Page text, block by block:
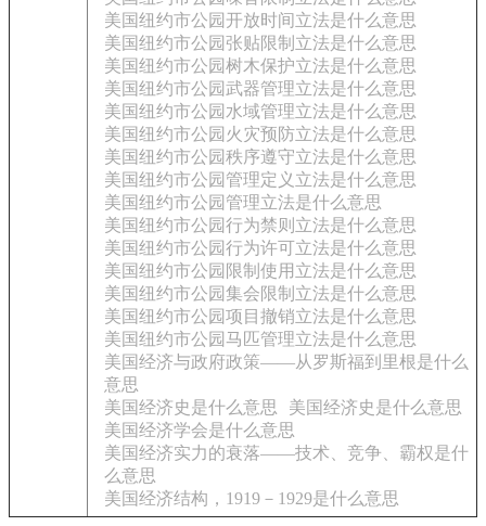
美国纽约市公园开放时间立法是什么意思
美国纽约市公园张贴限制立法是什么意思
美国纽约市公园树木保护立法是什么意思
美国纽约市公园武器管理立法是什么意思
美国纽约市公园水域管理立法是什么意思
美国纽约市公园火灾预防立法是什么意思
美国纽约市公园秩序遵守立法是什么意思
美国纽约市公园管理定义立法是什么意思
美国纽约市公园管理立法是什么意思
美国纽约市公园行为禁则立法是什么意思
美国纽约市公园行为许可立法是什么意思
美国纽约市公园限制使用立法是什么意思
美国纽约市公园集会限制立法是什么意思
美国纽约市公园项目撤销立法是什么意思
美国纽约市公园马匹管理立法是什么意思
美国经济与政府政策——从罗斯福到里根是什么
意思
美国经济史是什么意思
美国经济史是什么意思
美国经济学会是什么意思
美国经济实力的衰落——技术、竞争、霸权是什
么意思
美国经济结构，1919－1929是什么意思